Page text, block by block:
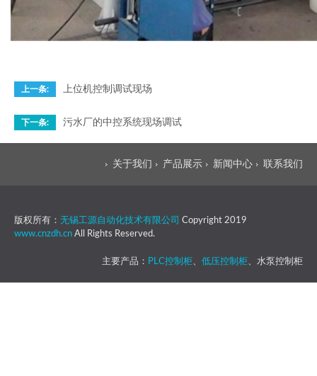
上一条: 上位机控制调试现场
下一条: 污水厂的中控系统现场调试
关于我们 产品展示 新闻中心 联系我们
版权所有： 无锡工源自动化技术有限公司 Copyright 2019
www.cnzdh.cn All Rights Reserved.
主要产品： PLC控制柜、 低压控制柜、水泵控制柜